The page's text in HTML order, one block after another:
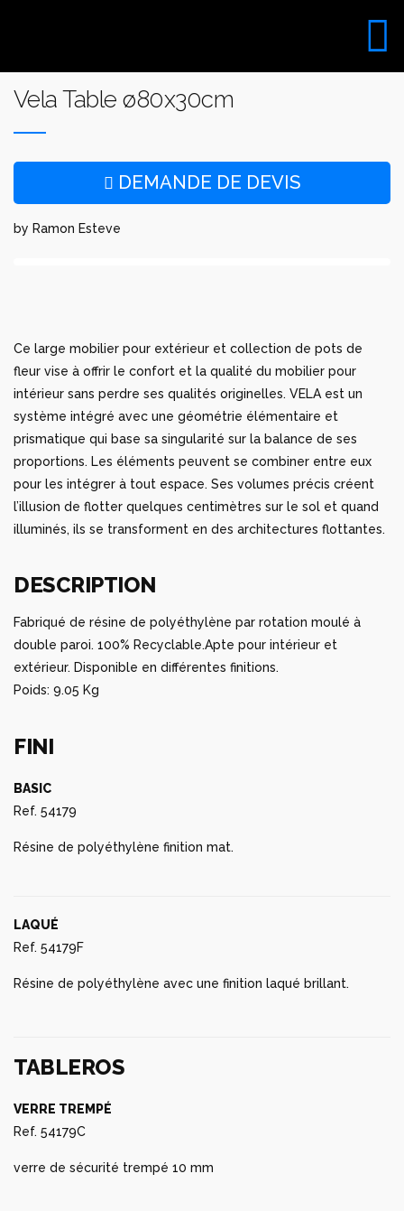
Vela Table ø80x30cm
DEMANDE DE DEVIS
by Ramon Esteve
Ce large mobilier pour extérieur et collection de pots de
fleur vise à offrir le confort et la qualité du mobilier pour
intérieur sans perdre ses qualités originelles. VELA est un
système intégré avec une géométrie élémentaire et
prismatique qui base sa singularité sur la balance de ses
proportions. Les éléments peuvent se combiner entre eux
pour les intégrer à tout espace. Ses volumes précis créent
l’illusion de flotter quelques centimètres sur le sol et quand
illuminés, ils se transforment en des architectures flottantes.
DESCRIPTION
Fabriqué de résine de polyéthylène par rotation moulé à
double paroi. 100% Recyclable.Apte pour intérieur et
extérieur. Disponible en différentes finitions.
Poids: 9.05 Kg
FINI
BASIC
Ref. 54179
Résine de polyéthylène finition mat.
LAQUÉ
Ref. 54179F
Résine de polyéthylène avec une finition laqué brillant.
TABLEROS
VERRE TREMPÉ
Ref. 54179C
verre de sécurité trempé 10 mm